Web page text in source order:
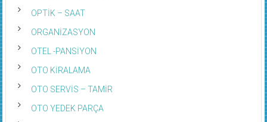
OPTİK – SAAT
ORGANİZASYON
OTEL -PANSİYON
OTO KİRALAMA
OTO SERVİS – TAMİR
OTO YEDEK PARÇA